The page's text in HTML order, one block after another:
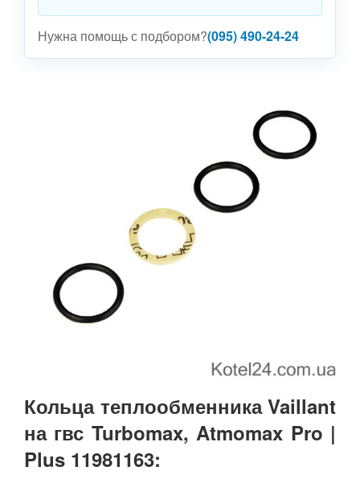
Нужна помощь с подбором?(095) 490-24-24
Кольца теплообменника Vaillant
на гвс Turbomax, Atmomax Pro |
Plus 11981163: